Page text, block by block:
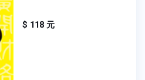
$ 118 元